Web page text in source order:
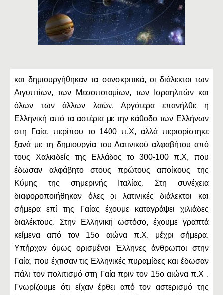
και δημιουργήθηκαν τα σανσκριτικά, οι διάλεκτοι των
Αιγυπτίων, των Μεσοποταμίων, των Ισραηλιτών και
όλων των άλλων λαών. Αργότερα επανήλθε η
Ελληνική από τα αστέρια με την κάθοδο των Ελλήνων
στη Γαία, περίπου το 1400 π.Χ, αλλά περιορίστηκε
ξανά με τη δημιουργία του Λατινικού αλφαβήτου από
τους Χαλκιδείς της Ελλάδος το 300-100 π.Χ, που
έδωσαν αλφάβητο στους πρώτους αποίκους της
Κύμης της σημερινής Ιταλίας. Στη συνέχεια
διαφοροποιήθηκαν όλες οι λατινικές διάλεκτοι και
σήμερα επί της Γαίας έχουμε καταγράψει χιλιάδες
διαλέκτους. Στην Ελληνική ωστόσο, έχουμε γραπτά
κείμενα από τον 15ο αιώνα π.Χ. μέχρι σήμερα.
Υπήρχαν όμως ορισμένοι Έλληνες άνθρωποι στην
Γαία, που έχτισαν τις Ελληνικές πυραμίδες και έδωσαν
πάλι τον πολιτισμό στη Γαία πριν τον 15ο αιώνα π.Χ .
Γνωρίζουμε ότι είχαν έρθει από τον αστερισμό της